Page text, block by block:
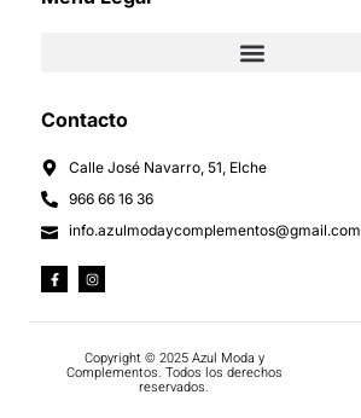
Contacto
Calle José Navarro, 51, Elche
966 66 16 36
info.azulmodaycomplementos@gmail.com
Copyright © 2025 Azul Moda y
Complementos. Todos los derechos
reservados.